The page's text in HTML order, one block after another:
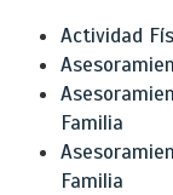
Actividad
Familia
Familia